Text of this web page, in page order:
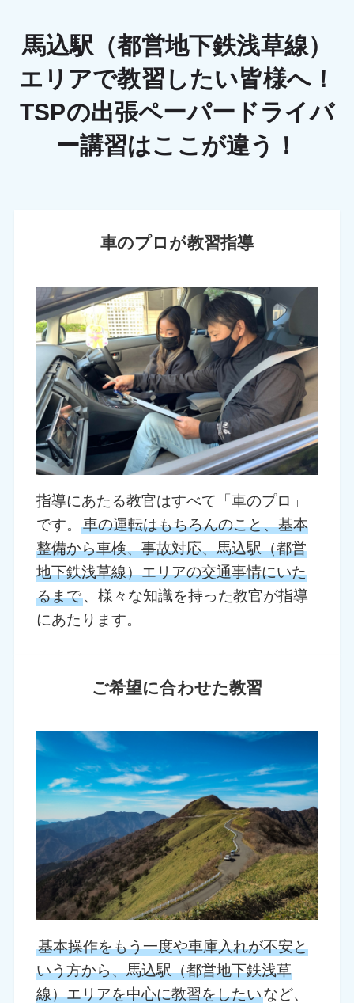
馬込駅（都営地下鉄浅草線）
エリアで教習したい皆様へ！
TSPの出張ペーパードライバ
ー講習はここが違う！
車のプロが教習指導
指導にあたる教官はすべて「車のプロ」
です。車の運転はもちろんのこと、基本
整備から車検、事故対応、馬込駅（都営
地下鉄浅草線）エリアの交通事情にいた
るまで、様々な知識を持った教官が指導
にあたります。
ご希望に合わせた教習
基本操作をもう一度や車庫入れが不安と
いう方から、馬込駅（都営地下鉄浅草
線）エリアを中心に教習をしたいなど、